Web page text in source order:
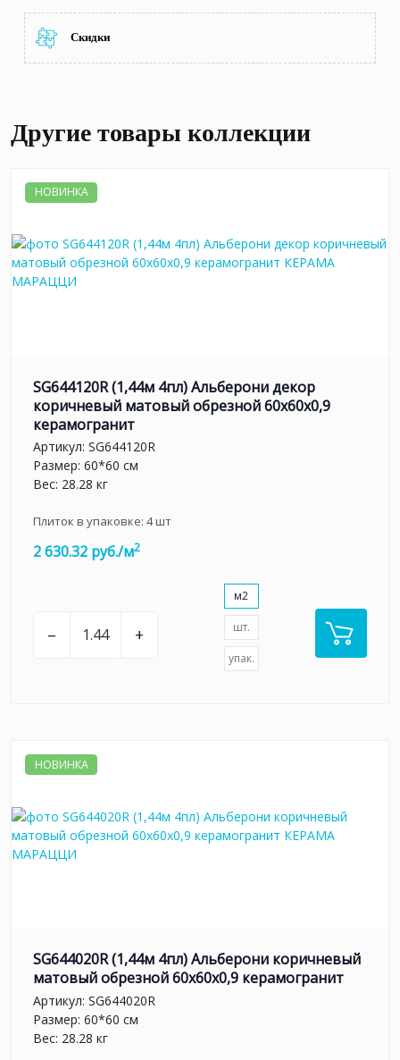
Скидки
Другие товары коллекции
НОВИНКА
SG644120R (1,44м 4пл) Альберони декор
коричневый матовый обрезной 60x60x0,9
керамогранит
Артикул: SG644120R
Размер: 60*60 см
Вес: 28.28 кг
Плиток в упаковке: 4шт
2 630.32 руб./м2
– +
м2
шт.
упак.
НОВИНКА
SG644020R (1,44м 4пл) Альберони коричневый
матовый обрезной 60x60x0,9 керамогранит
Артикул: SG644020R
Размер: 60*60 см
Вес: 28.28 кг